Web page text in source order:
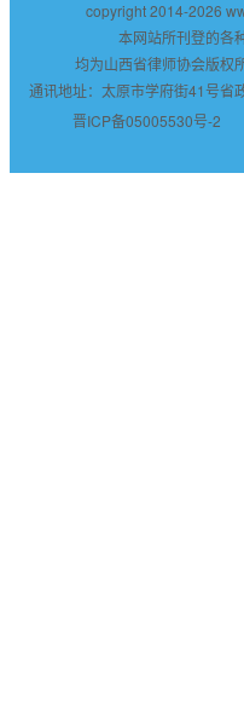
copyright 2014-2026
本网站所刊登的各
均为山西省律师协会版权
通讯地址：太原市学府街41号
晋ICP备05005530号-2